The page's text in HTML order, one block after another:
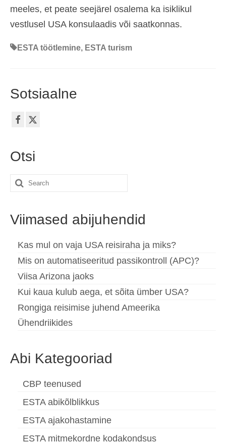
meeles, et peate seejärel osalema ka isiklikul
vestlusel USA konsulaadis või saatkonnas.
ESTA töötlemine, ESTA turism
Sotsiaalne
Otsi
Search
Viimased abijuhendid
Kas mul on vaja USA reisiraha ja miks?
Mis on automatiseeritud passikontroll (APC)?
Viisa Arizona jaoks
Kui kaua kulub aega, et sõita ümber USA?
Rongiga reisimise juhend Ameerika
Ühendriikides
Abi Kategooriad
CBP teenused
ESTA abikõlblikkus
ESTA ajakohastamine
ESTA mitmekordne kodakondsus